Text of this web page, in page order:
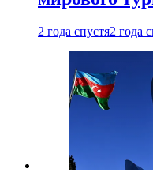
2 года спустя2 года